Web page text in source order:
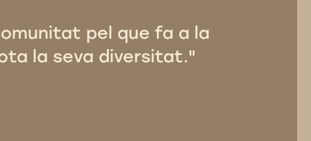
pel que fa a la
la seva diversitat."